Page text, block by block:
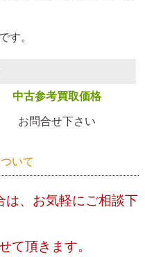
す。
中古参考買取価格
お問合せ下さい
いて
は、お気軽にご相談下
て頂きます。